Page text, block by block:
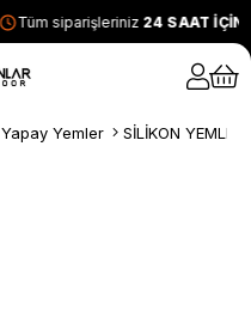
Tüm siparişleriniz 24 SAAT
Yapay Yemler SİLİKON YEMLER